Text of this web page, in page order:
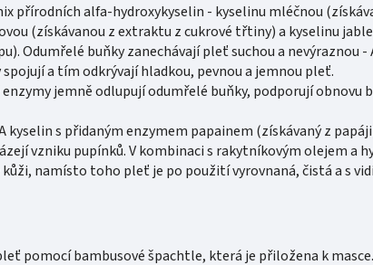
přírodních alfa-hydroxykyselin - kyselinu mléčnou
(získávanou z extraktu z cukrové třtiny) a kyselinu
Odumřelé buňky zanechávají pleť suchou a nevýraznou -
a tím odkrývají hladkou, pevnou a jemnou pleť.
enzymy jemně odlupují odumřelé buňky, podporují obnovu
kyselin s přidaným enzymem papainem (získávaný z
vzniku pupínků. V kombinaci s rakytníkovým olejem a
kůži, namísto toho pleť je po použití vyrovnaná, čistá a s
pomocí bambusové špachtle, která je přiložena k